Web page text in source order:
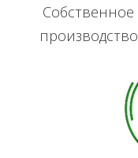
Собственное
производство